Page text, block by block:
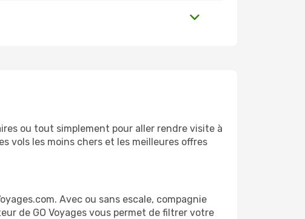
ou tout simplement pour aller rendre visite à
vols les moins chers et les meilleures offres
Avec ou sans escale, compagnie
de GO Voyages vous permet de filtrer votre